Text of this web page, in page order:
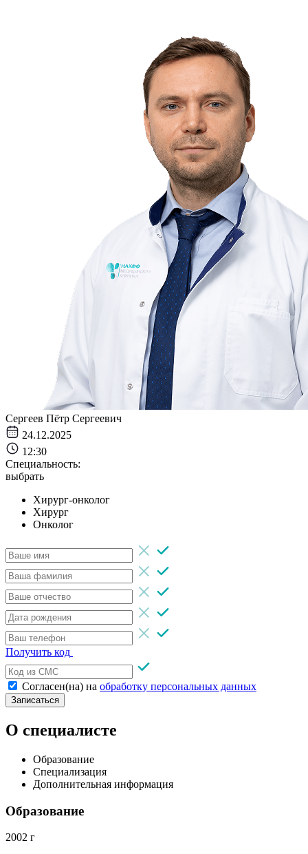
Сергеев Пётр Сергеевич
24.12.2025
12:30
Специальность:
выбрать
Хирург-онколог
Хирург
Онколог
Получить код
Согласен(на) на обработку персональных данных
Записаться
О специалисте
Образование
Специализация
Дополнительная информация
Образование
2002 г